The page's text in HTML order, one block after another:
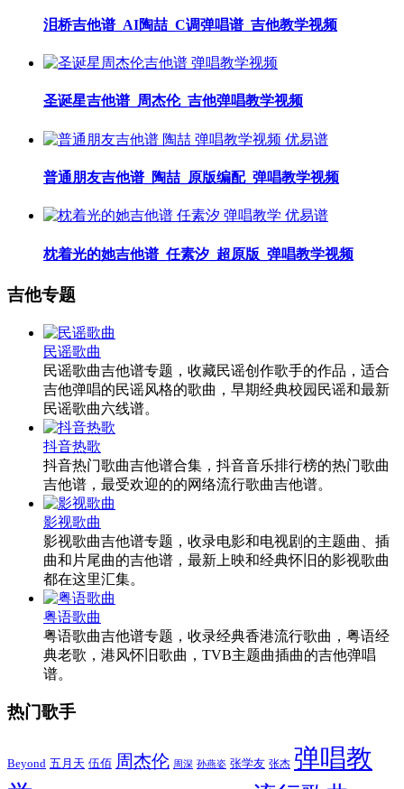
泪桥吉他谱_AI陶喆_C调弹唱谱_吉他教学视频
圣诞星吉他谱_周杰伦_吉他弹唱教学视频
普通朋友吉他谱_陶喆_原版编配_弹唱教学视频
枕着光的她吉他谱_任素汐_超原版_弹唱教学视频
吉他专题
民谣歌曲
民谣歌曲吉他谱专题，收藏民谣创作歌手的作品，适合
吉他弹唱的民谣风格的歌曲，早期经典校园民谣和最新
民谣歌曲六线谱。
抖音热歌
抖音热门歌曲吉他谱合集，抖音音乐排行榜的热门歌曲
吉他谱，最受欢迎的的网络流行歌曲吉他谱。
影视歌曲
影视歌曲吉他谱专题，收录电影和电视剧的主题曲、插
曲和片尾曲的吉他谱，最新上映和经典怀旧的影视歌曲
都在这里汇集。
粤语歌曲
粤语歌曲吉他谱专题，收录经典香港流行歌曲，粤语经
典老歌，港风怀旧歌曲，TVB主题曲插曲的吉他弹唱
谱。
热门歌手
Beyond 五月天 伍佰 周杰伦 周深 孙燕姿 张学友 张杰 弹唱教